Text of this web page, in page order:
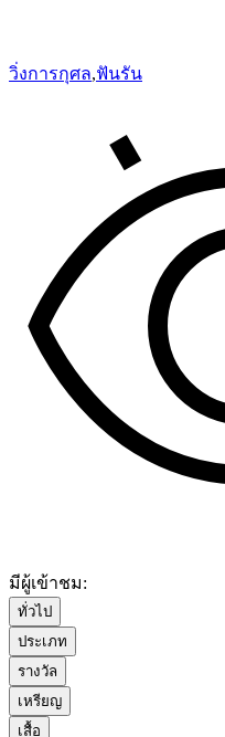
วิ่งการกุศล,ฟันรัน
มีผู้เข้าชม:
ทั่วไป
ประเภท
รางวัล
เหรียญ
เสื้อ